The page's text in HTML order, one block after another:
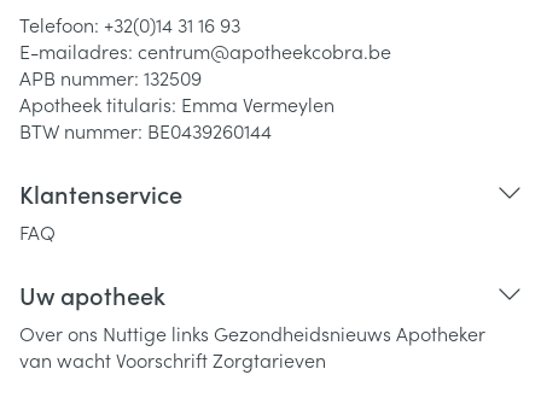
Telefoon: +32(0)14 31 16 93
E-mailadres: centrum@apotheekcobra.be
APB nummer: 132509
Apotheek titularis: Emma Vermeylen
BTW nummer: BE0439260144
Klantenservice
FAQ
Uw apotheek
Over ons Nuttige links Gezondheidsnieuws Apotheker
van wachtVoorschriftZorgtarieven